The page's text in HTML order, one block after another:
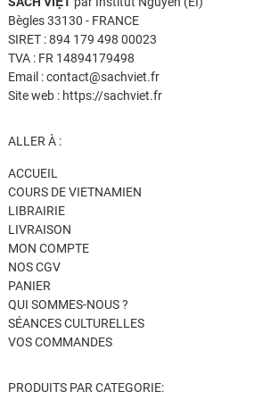
Bègles 33130 - FRANCE
SIRET : 894 179 498 00023
TVA : FR 14894179498
Email : contact@sachviet.fr
Site web : https://sachviet.fr
ALLER À :
ACCUEIL
COURS DE VIETNAMIEN
LIBRAIRIE
LIVRAISON
MON COMPTE
NOS CGV
PANIER
QUI SOMMES-NOUS ?
SÉANCES CULTURELLES
VOS COMMANDES
PRODUITS PAR CATEGORIE: